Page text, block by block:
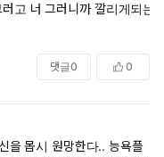
고 너 그러니까 깔리게되는
댓글0 0
을 몹시 원망한다.. 능욕플